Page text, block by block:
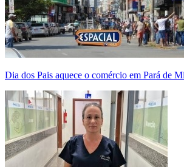
Dia dos Pais aquece o comércio em Pará de